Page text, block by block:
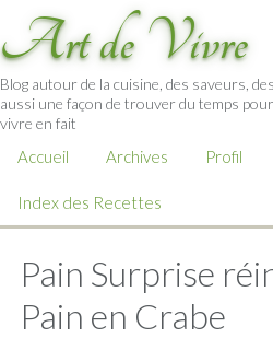
Art de Vivre
Blog autour de la cuisine, des saveurs,
aussi une façon de trouver du temps
vivre en fait
Accueil Archives Profil
Index des Recettes
Pain Surprise
Pain en Crabe